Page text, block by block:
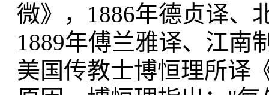
微》，1886年德贞译、
1889年傅兰雅译、江南
美国传教士博恒理所译